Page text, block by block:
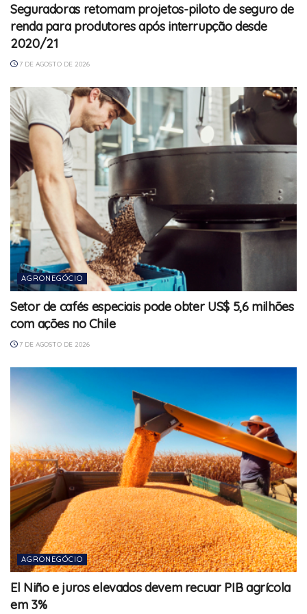
Seguradoras retomam projetos-piloto de seguro de
renda para produtores após interrupção desde
2020/21
7 DE AGOSTO DE 2026
AGRONEGÓCIO
Setor de cafés especiais pode obter US$ 5,6 milhões
com ações no Chile
7 DE AGOSTO DE 2026
AGRONEGÓCIO
El Niño e juros elevados devem recuar PIB agrícola
em 3%